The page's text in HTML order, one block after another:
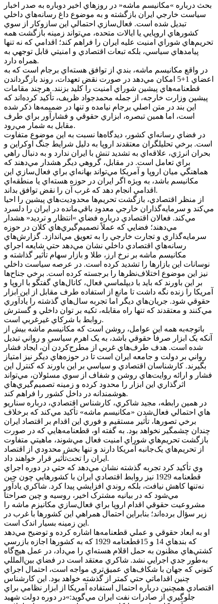
بحث درباره »مکانيسم ماشه« در روزهاي اخير دوباره به صدر اخبار
سياست خارجي ايران بازگشته و به موضوع داغ رسانه‌هاي داخلي
تبديل شده است. فعال‌سازي احتمالي اين سازوکار از سوي
کشورهاي اروپايي يا ايالات متحده، مي‌تواند زمينه بازگشت همه
تحريم‌هاي شوراي امنيت عليه ايران را فراهم کند؛ اقدامي که نه تنها
پيامدهاي سياسي، بلکه تبعات اقتصادي و امنيتي قابل توجهي به
همراه دارد.
در واقع مکانيسم ماشه، بندي از توافق هسته‌اي برجام است که به
اعضاي 1+5 امکان مي‌دهد در صورت نقض تعهدات، روند بازگرداندن
قطعنامه‌هاي پيشين شوراي امنيت را کليد بزنند. هرچند مقامات
پيشين وزارت خارجه، از جمله محمدجواد ظريف، تأکيد کرده‌اند که
اين بند در متن اصلي برجام نيامده و تنها در ضميمه‌ها ذکر شده
است، اما همين تبصره، ابزاري حقوقي و فشارآور براي طرف
مقابل به شمار مي‌رود.
در فضاي رسانه‌اي کشور، ديدگاه‌ها نسبت به اين موضوع متفاوت
است. برخي تحليلگران معتقدند اروپا به دليل شرايط جنگ اوکراين و
بحران انرژي، علاقه‌اي به تشديد تنش با ايران ندارد و به دنبال راهي
براي تعامل است. در مقابل، گروهي ديگر هشدار مي‌دهند که
هماهنگي ميان اروپا و آمريکا مي‌تواند بهانه‌اي براي فعال‌سازي اين
مکانيسم باشد، به ويژه اگر ايران در حوزه هسته‌اي يا منطقه‌اي
اقدامي انجام دهد که غرب آن را نقض توافق بداند.
از منظر اقتصادي، بازگشت تحريم‌ها محدوديت‌هاي پيشين را احيا
مي‌کند و سرمايه‌گذاران خارجي معدود باقي‌مانده در ايران را دلسرد
مي‌کند. فعالان اقتصادي درباره فضاي »انتظار و ترديد« هشدار
مي‌دهند؛ فضايي که عملاً تصميم‌گيري‌هاي کلان در حوزه
سرمايه‌گذاري و تجارت خارجي را به تعويق مي‌اندازد. گزارش‌هاي
رسانه‌هاي اقتصادي داخلي نشان مي‌دهد حتي شايعه اجراي
مکانيسم ماشه بر نرخ ارز، طلا و بازار سهام تأثير گذاشته و
نوسانات اين بازارها را تشديد کرده است. در عرصه سياست داخلي
نيز اين موضوع اختلاف‌نظرها را برجسته کرده است. برخي جناح‌ها
بر اين باورند که بايد با ديپلماسي فعال، کانال‌هاي گفتگو با اروپا و
آمريکا را زنده نگه داشت تا مانع از استفاده طرف مقابل از اين ابزار
حقوقي شود. جريان‌هاي ديگر اما تجربه سال‌هاي گذشته را يادآوري
مي‌کنند و معتقدند که تنها راه مقابله، تکيه بر توان داخلي و گسترش
روابط با شرکاي غيرغربي است.
باتوجه‌به همه اين عوامل، روشن است که مکانيسم ماشه بيش از
آنکه يک ابزار صرفاً حقوقي باشد، به يک اهرم سياسي و رواني تبديل
شده است. هدف طرف‌هاي غربي از مطرح‌کردن آن، ايجاد فشار
رواني بر دولت و جامعه ايران است تا در حوزه‌هاي ديگر نيز امتياز
بگيرند. کارشناسان اقتصادي و سياسي بر اين باورند که کنترل اين
فشار و ارائه روايت‌هاي روشن و شفاف از سوي مسئولان، مي‌تواند
اثرگذاري اين ابزار را محدود کرده و زمينه تصميم‌گيري‌هاي
هوشمندانه در داخل کشور را فراهم کند.
در همين رابطه، مجيد شاکري، کارشناس اقتصادي، درباره سناريو
هاي احتمالي فعال‌شدن «مکانيسم ماشه» تأکيد مي‌کند که برخلاف
برخي تصورها، تأثير مستقيم و فوري اين اقدام بر اقتصاد ايران
چندان چشمگير نخواهد بود. به گفته او، قطعنامه‌هايي که در صورت
بازگشت تحريم‌هاي شوراي امنيت فعال مي‌شوند، ماهيتي متفاوت
از تحريم‌هاي يک‌جانبه آمريکا دارند و تنها بخش محدودي از اقتصاد
ايران را تحت‌تأثير قرار خواهند داد.
وي تأکيد کرد تجربه گذشته نشان مي‌دهد که حتي در دوره اجراي
قطعنامه 1929 نيز روابط اقتصادي ايران با کشورهايي چون چين
نه‌تنها کاهش نيافت، بلکه روندي افزايشي پيدا کرد. شاکري يادآور
مي‌شود که در بيانيه مشترک اخير، روسيه و چين صراحتاً
مشروعيت حقوقي اقدام اروپا براي فعال‌سازي مکانيزم ماشه را
زير سؤال برده‌اند؛ بنابراين احتمال همراهي اين کشورها با غرب در
اين زمينه بسيار اندک است.
او به ابعاد حقوقي و عملي قطعنامه‌ها اشاره کرده و توضيح مي‌دهد
که بندهاي 14 و 15قطعنامه 1929 که به کشورها اجازه بازرسي
کشتي‌هاي مظنون به حمل اقلام هسته‌اي را مي‌داد، در عمل هيچ‌گاه
به‌طور جدي اجرايي نشد. شاکري معتقد است در فضاي بين‌المللي
کنوني که جهان با شکاف‌هاي عميق‌تري مواجه است، احتمال اجراي
چنين اقداماتي حتي کمتر از گذشته خواهد بود. اين کارشناس
اقتصادي همچنين درباره احتمال استفاده آمريکا از ابزار نظامي براي
جلوگيري از صادرات نفت ايران مي‌گويد:»در دوره دولت شهيد